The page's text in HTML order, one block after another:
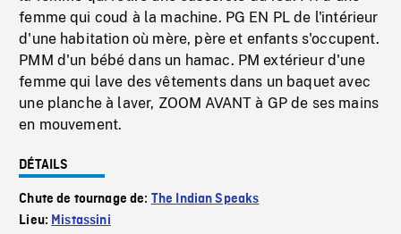
femme qui coud à la machine. PG EN PL de l'intérieur
d'une habitation où mère, père et enfants s'occupent.
PMM d'un bébé dans un hamac. PM extérieur d'une
femme qui lave des vêtements dans un baquet avec
une planche à laver, ZOOM AVANT à GP de ses mains
en mouvement.
DÉTAILS
Chute de tournage de: The Indian Speaks
Lieu: Mistassini